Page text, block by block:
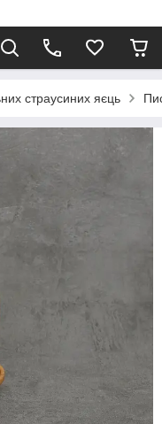
страусиних яєць